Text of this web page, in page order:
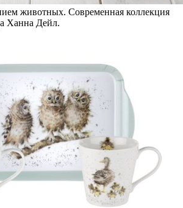
животных. Современная коллекция
Ханна Дейл.